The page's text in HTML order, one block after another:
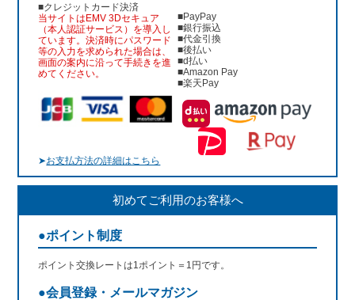
■クレジットカード決済
当サイトはEMV 3Dセキュア
（本人認証サービス）を導入し
ています。決済時にパスワード
等の入力を求められた場合は、
画面の案内に沿って手続きを進
めてください。
■PayPay
■銀行振込
■代金引換
■後払い
■d払い
■Amazon Pay
■楽天Pay
➤お支払方法の詳細はこちら
初めてご利用のお客様へ
●ポイント制度
ポイント交換レートは1ポイント＝1円です。
●会員登録・メールマガジン